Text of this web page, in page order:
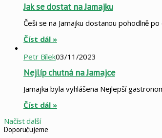
Jak se dostat na Jamajku
Češi se na Jamajku dostanou pohodlně
Číst dál »
Petr Bílek03/11/2023
Nejlíp chutná na Jamajce
Jamajka byla vyhlášena Nejlepší
Číst dál »
Načíst další
Doporučujeme